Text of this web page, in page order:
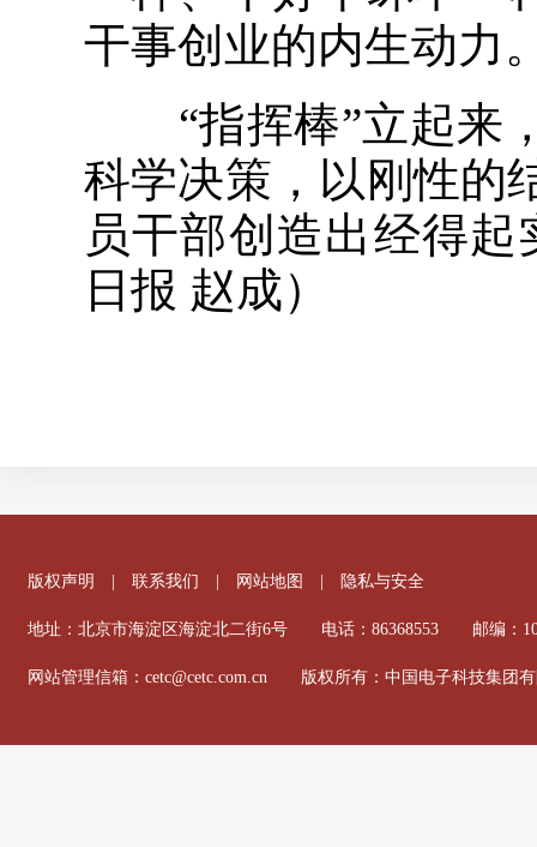
干事创业的内生动力
“指挥棒”立起来，
科学决策，以刚性的
员干部创造出经得
日报 赵成）
版权声明 联系我们 网站地图 隐私与安全
地址：北京市海淀区海淀北二街6号 电话：86368553 邮编：
网站管理信箱：cetc@cetc.com.cn 版权所有：中国电子科技集团